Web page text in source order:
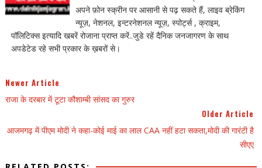
अपने फ़ोन स्क्रीन पर आसानी से पढ़ सकते हैं, लाइव ब्रेकिंग
न्यूज़, नेशनल, इन्टरनेशनल न्यूज़, स्पोर्ट्स , क्राइम,
पॉलिटिक्स इत्यादि खबरें रोजाना प्राप्त करें..जुडे रहें दैनिक जनजागरण के साथ
अपडेटेड रहे सभी प्रकार के ख़बरों से।
Newer Article
राजा के दरबार में टूटा कौशाम्बी सांसद का गुरुर
Older Article
आजमगढ़ में पीएम मोदी ने कहा-कोई माई का लाल CAA नहीं हटा सकता,मोदी की गारंटी है
सीएए